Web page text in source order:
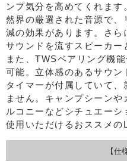
ンプ気分を高めてくれま
然界の厳選された音源で
減の効果があります。さ
サウンドを流すスピーカー
また、TWSペアリング機
可能。立体感のあるサウン
タイマーが付属していて
ません。キャンプシーン
ルコニーなどシチュエー
使用いただけるおススメの
【仕